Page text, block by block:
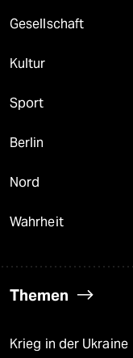
Gesellschaft
Kultur
Sport
Berlin
Nord
Wahrheit
Themen
Krieg in der Ukraine